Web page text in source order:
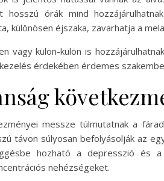
órák mind
különösen éjszaka, zavarhatja a
vagy külön-külön is
érdekében érdemes
messze túlmutatnak a
távon súlyosan befolyásolják az
hozható a depresszió és
nehézségeket.